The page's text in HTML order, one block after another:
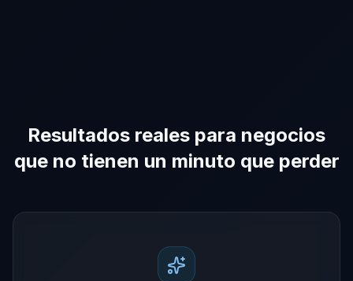
Resultados reales para negocios
que no tienen un minuto que perder